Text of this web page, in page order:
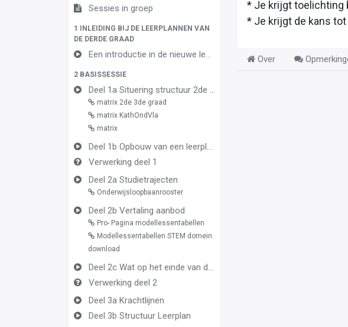
Sessies in groep
1 INLEIDING BIJ DE LEERPLANNEN VAN
DE DERDE GRAAD
Een introductie in de nieuwe leerplannen van de derde graad
2 BASISSESSIE
Deel 1a Situering structuur 2de en 3de graad
matrix 2de 3de graad
matrix KathOndVla
matrix
Deel 1b Opbouw van een leerplan vormingsconcept
Verwerking deel 1
Deel 2a Studietrajecten
Onderwijsloopbaanrooster
Deel 2b Vertaling aanbod
Pro- Pagina modellessentabellen
Modellessentabellen STEM domein
download
Deel 2c Wat op het einde van de graad
Verwerking deel 2
Deel 3a Krachtlijnen
Deel 3b Structuur Leerplan
* Je krijgt toelichting
* Je krijgt de kans
Over